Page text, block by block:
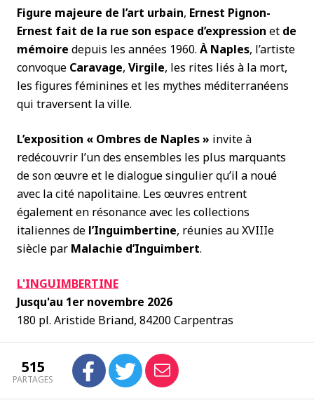
Figure majeure de l’art urbain, Ernest Pignon-
Ernest fait de la rue son espace d’expression et de
mémoire depuis les années 1960. À Naples, l’artiste
convoque Caravage, Virgile, les rites liés à la mort,
les figures féminines et les mythes méditerranéens
qui traversent la ville.
L’exposition « Ombres de Naples » invite à
redécouvrir l’un des ensembles les plus marquants
de son œuvre et le dialogue singulier qu’il a noué
avec la cité napolitaine. Les œuvres entrent
également en résonance avec les collections
italiennes de l’Inguimbertine, réunies au XVIIIe
siècle par Malachie d’Inguimbert.
L'INGUIMBERTINE
Jusqu'au 1er novembre 2026
180 pl. Aristide Briand, 84200 Carpentras
515
PARTAGES